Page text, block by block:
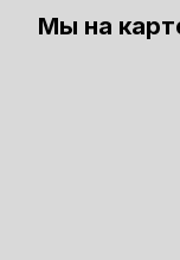
Мы на